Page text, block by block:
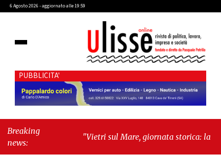
6 Agosto 2026 - aggiornato alle 19:59
PUBBLICITA'
Breaking
news:
"Vietri sul Mare, giornata storica: la ceramica